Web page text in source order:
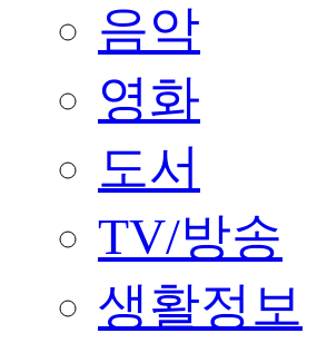
음악
영화
도서
TV/방송
생활정보